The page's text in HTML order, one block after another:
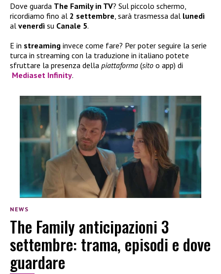
Dove guarda The Family in TV? Sul piccolo schermo,
ricordiamo fino al 2 settembre , sarà trasmessa dal lunedì
al venerdì su Canale 5.
E in streaming invece come fare? Per poter seguire la serie
turca in streaming con la traduzione in italiano potete
sfruttare la presenza della piattaforma (sito o app) di
Mediaset Infinity.
NEWS
The Family anticipazioni 3
settembre: trama, episodi e dove
guardare